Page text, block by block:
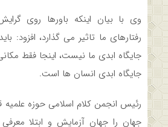
وی با بیان اینکه باورها روی
رفتارهای ما تاثیر می گذارد، افزود:
جایگاه ابدی ما نیست، اینجا فقط
جایگاه ابدی انسان ها است.
رئیس انجمن کلام اسلامی حوزه علمیه